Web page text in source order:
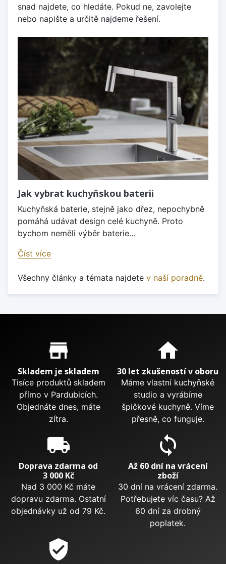
snad najdete, co hledáte. Pokud ne, zavolejte
nebo napište a určitě najdeme řešení.
Jak vybrat kuchyňskou baterii
Kuchyňská baterie, stejně jako dřez, nepochybně
pomáhá udávat design celé kuchyně. Proto
bychom neměli výběr baterie...
Číst více
Všechny články a témata najdete v naší poradně.
Proč nakupovat u nás?
store_mall_directory
Skladem je skladem
Tisíce produktů skladem
přímo v Pardubicích.
Objednáte dnes, máte
zítra.
home
30 let zkušeností v oboru
Máme vlastní kuchyňské
studio a vyrábíme
špičkové kuchyně. Víme
přesně, co funguje.
local_shipping
Doprava zdarma od
3 000 Kč
Nad 3 000 Kč máte
dopravu zdarma. Ostatní
objednávky už od 79 Kč.
sync
Až 60 dní na vrácení
zboží
30 dní na vrácení zdarma.
Potřebujete víc času? Až
60 dní za drobný
poplatek.
verified_user